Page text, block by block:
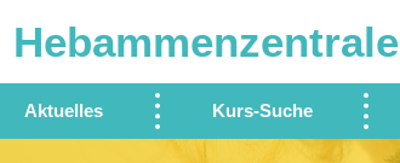
Hebammenzentrale
Aktuelles Kurs-Suche